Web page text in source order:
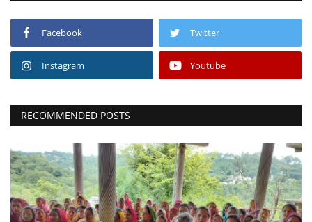
Facebook Twitter
Instagram Youtube
RECOMMENDED POSTS